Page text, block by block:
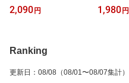
ウンドケース（2柄）ジ
ョリジョリ マイフェイバ
場店 ヘミングス公式ショ
ップ ギフト
2,090円
スマホグ
ジョリジ
1,980円
Ranking
更新日 ： 08/08 （08/01〜08/07集計）